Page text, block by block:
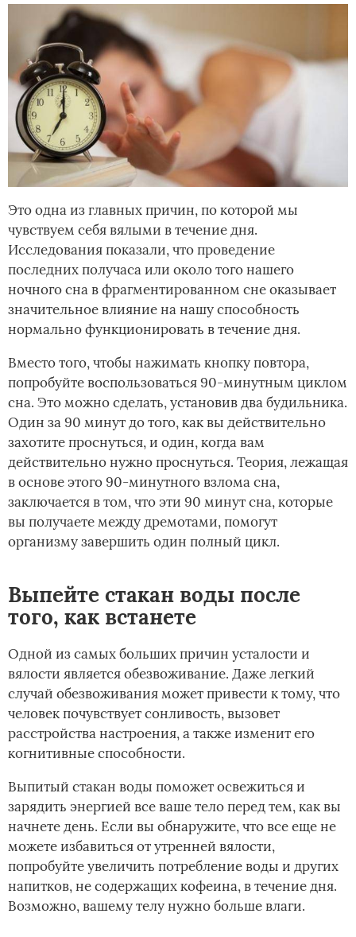
Это одна из главных причин, по которой мы
чувствуем себя вялыми в течение дня.
Исследования показали, что проведение
последних получаса или около того нашего
ночного сна в фрагментированном сне оказывает
значительное влияние на нашу способность
нормально функционировать в течение дня.
Вместо того, чтобы нажимать кнопку повтора,
попробуйте воспользоваться 90-минутным циклом
сна. Это можно сделать, установив два будильника.
Один за 90 минут до того, как вы действительно
захотите проснуться, и один, когда вам
действительно нужно проснуться. Теория, лежащая
в основе этого 90-минутного взлома сна,
заключается в том, что эти 90 минут сна, которые
вы получаете между дремотами, помогут
организму завершить один полный цикл.
Выпейте стакан воды после
того, как встанете
Одной из самых больших причин усталости и
вялости является обезвоживание. Даже легкий
случай обезвоживания может привести к тому, что
человек почувствует сонливость, вызовет
расстройства настроения, а также изменит его
когнитивные способности.
Выпитый стакан воды поможет освежиться и
зарядить энергией все ваше тело перед тем, как вы
начнете день. Если вы обнаружите, что все еще не
можете избавиться от утренней вялости,
попробуйте увеличить потребление воды и других
напитков, не содержащих кофеина, в течение дня.
Возможно, вашему телу нужно больше влаги.